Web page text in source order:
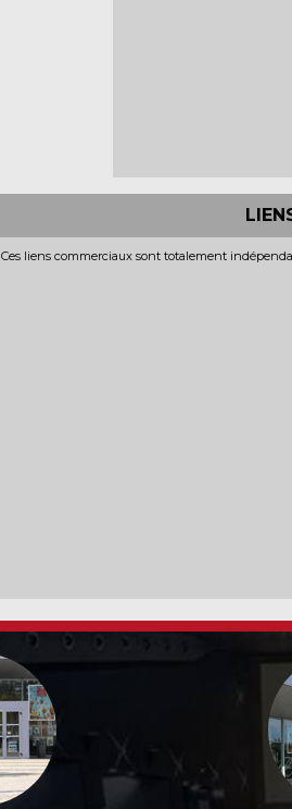
Ces liens commerciaux sont totalement